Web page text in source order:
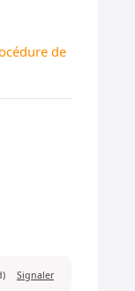
de
Signaler